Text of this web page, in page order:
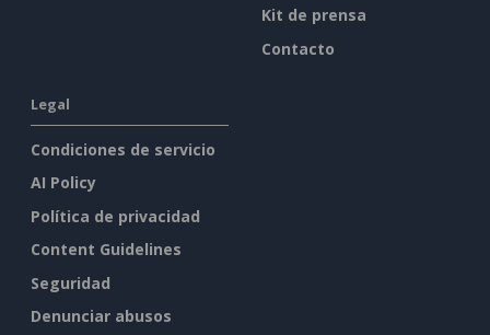
Kit de prensa
Contacto
Legal
Condiciones de servicio
AI Policy
Política de privacidad
Content Guidelines
Seguridad
Denunciar abusos